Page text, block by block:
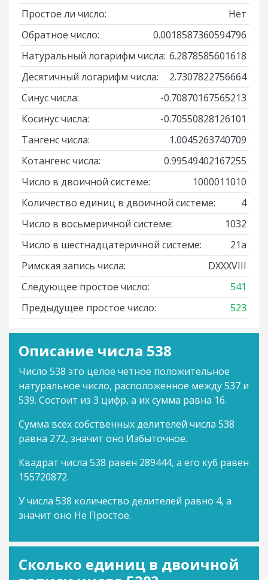
Простое ли число:
Нет
Обратное число:
0.0018587360594796
Натуральный логарифм числа: 6.2878585601618
Десятичный логарифм числа:
2.7307822756664
Синус числа:
-0.70870167565213
Косинус числа:
-0.70550828126101
Тангенс числа:
1.0045263740709
Котангенс числа:
0.99549402167255
Число в двоичной системе:
1000011010
Количество единиц в двоичной системе:
4
Число в восьмеричной системе:
1032
Число в шестнадцатеричной системе:
21a
Римская запись числа:
DXXXVIII
Следующее простое число:
541
Предыдущее простое число:
523
Описание числа 538
Число 538 это целое четное положительное
натуральное число, расположенное между 537 и
539. Состоит из 3 цифр, а их сумма равна 16.
Сумма всех собственных делителей числа 538
равна 272, значит оно Избыточное.
Квадрат числа 538 равен 289444, а его куб равен
155720872.
У числа 538 количество делителей равно 4, а
значит оно Не Простое.
Сколько единиц в двоичной